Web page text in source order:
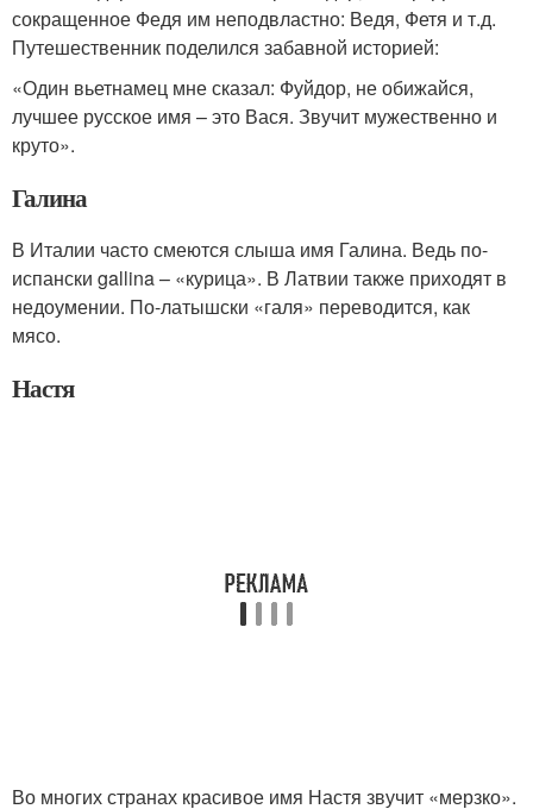
сокращенное Федя им неподвластно: Ведя, Фетя и т.д.
Путешественник поделился забавной историей:
«Один вьетнамец мне сказал: Фуйдор, не обижайся,
лучшее русское имя – это Вася. Звучит мужественно и
круто».
Галина
В Италии часто смеются слыша имя Галина. Ведь по-
испански gallina – «курица». В Латвии также приходят в
недоумении. По-латышски «галя» переводится, как
мясо.
Настя
Во многих странах красивое имя Настя звучит «мерзко».